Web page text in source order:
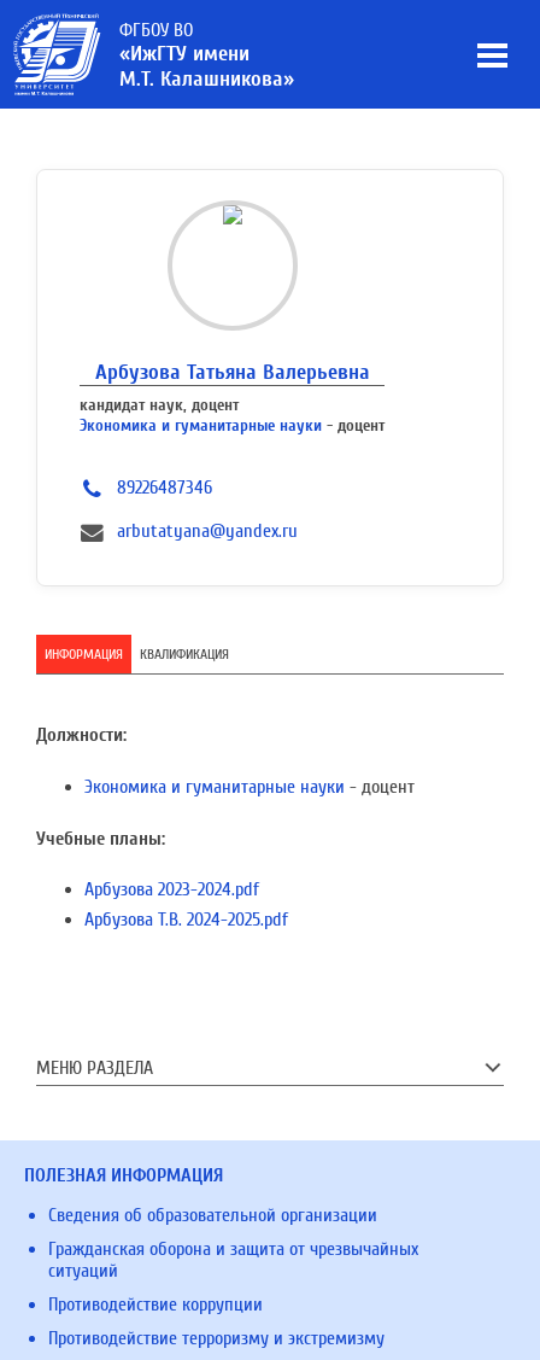
ФГБОУ ВО
«ИжГТУ имени
М.Т. Калашникова»
Арбузова Татьяна Валерьевна
кандидат наук, доцент
Экономика и гуманитарные науки - доцент
89226487346
arbutatyana@yandex.ru
ИНФОРМАЦИЯ КВАЛИФИКАЦИЯ
Должности:
Экономика и гуманитарные науки - доцент
Учебные планы:
Арбузова 2023-2024.pdf
Арбузова Т.В. 2024-2025.pdf
МЕНЮ РАЗДЕЛА
ПОЛЕЗНАЯ ИНФОРМАЦИЯ
Сведения об образовательной организации
Гражданская оборона и защита от чрезвычайных
ситуаций
Противодействие коррупции
Противодействие терроризму и экстремизму